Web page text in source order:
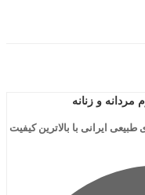
با بالاترین کیفیت